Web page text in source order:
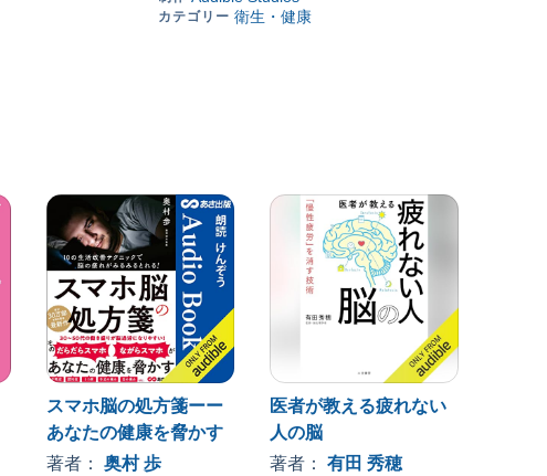
スマホ脳の処方箋ーー
あなたの健康を脅かす
著者： 奥村 歩
医者が教える疲れない
人の脳
著者：有田 秀穂